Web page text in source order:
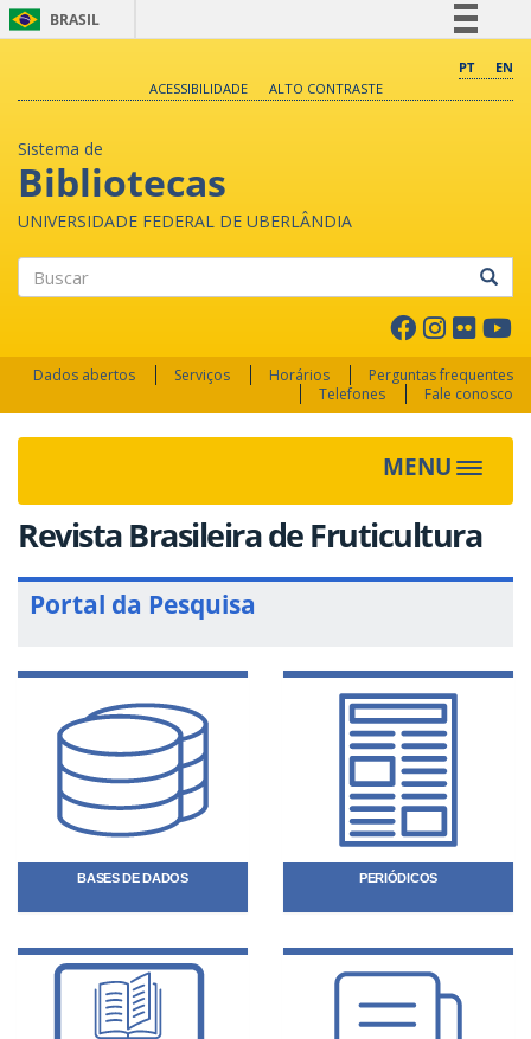
BRASIL
Comunica BR
PT
EN
ACESSIBILIDADE
ALTO CONTRASTE
Sistema de
Bibliotecas
UNIVERSIDADE FEDERAL DE UBERLÂNDIA
Dados abertos Serviços Horários
Perguntas frequentes
Telefones
Fale conosco
MENU Toggle
Revista Brasileira de Fruticultura
Portal da Pesquisa
BASES DE DADOS PERIÓDICOS